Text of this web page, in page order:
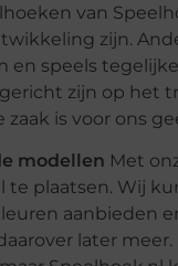
van
zijn.
en speels
zijn op het
is voor ons
modellen Met
te plaatsen. Wij
aanbieden
later